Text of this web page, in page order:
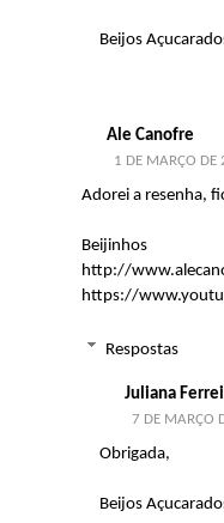
Beijos
Ale Canofre
1 DE MARÇO
Adorei a resenha,
Beijinhos
http://
https://
Respostas
Juliana
7 DE MARÇO
Obrigada,
Beijos